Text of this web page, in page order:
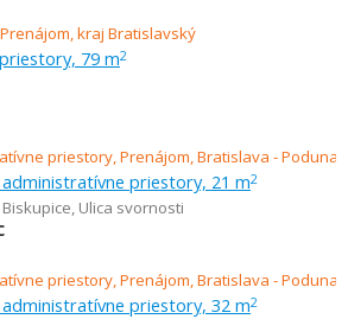
79 m2
priestory, 21 m2
, Ulica svornosti
priestory, 32 m2